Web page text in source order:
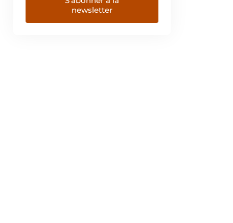
newsletter